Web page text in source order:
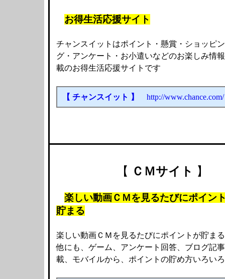
お得生活応援サイト
チャンスイットはポイント・懸賞・ショッピン
グ・アンケート・お小遣いなどのお楽しみ情
載のお得生活応援サイトです
【 チャンスイット 】 http://www.chance.com/
【 ＣＭサイト 】
楽しい動画ＣＭを見るたびにポイン
貯まる
楽しい動画ＣＭを見るたびにポイントが貯ま
他にも、ゲーム、アンケート回答、ブログ記
載、モバイルから、ポイントの貯め方いろい